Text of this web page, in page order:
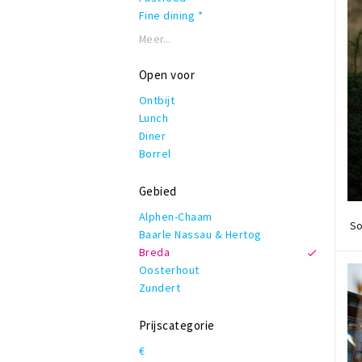
Fine dining *
Frans
Grill
Hamburgers
IJs en ander lekkers
Indiaas
Indonesisch
Internationaal
Japans
Koffie, lunch & lekkers
Latijns-Amerikaans
Mediterraan
Moors
Nederlands - Belgisch
Pannenkoeken
Pizza
Snelle hap
Meer...
Open voor
Ontbijt
Lunch
Diner
Borrel
Gebied
Alphen-Chaam
Baarle Nassau & Hertog
Breda
Oosterhout
Zundert
Prijscategorie
€